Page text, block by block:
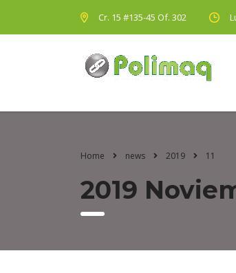
Cr. 15 #135-45 Of. 302
Home news 2019 11
2019